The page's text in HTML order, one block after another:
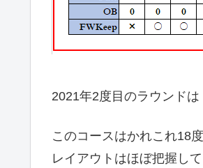
2021年2度目のラウンドは
このコースはかれこれ18
レイアウトはほぼ把握し